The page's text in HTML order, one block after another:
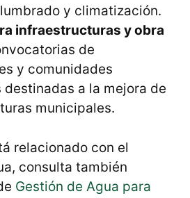
y climatización.
infraestructuras y obra
de
y comunidades
destinadas a la mejora de
municipales.
relacionado con el
consulta también
Gestión de Agua para